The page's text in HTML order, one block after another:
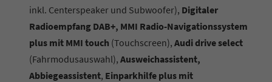
inkl. Centerspeaker und Subwoofer), Digitaler
Radioempfang DAB+, MMI Radio-Navigationssystem
plus mit MMI touch (Touchscreen), Audi drive select
(Fahrmodusauswahl), Ausweichassistent,
Abbiegeassistent, Einparkhilfe plus mit